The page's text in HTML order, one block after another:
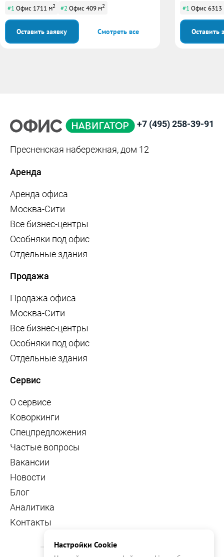
#1 Офис 1711 м2 #2 Офис 409 м2
Оставить заявку Смотреть все
#1 Офис 6313
Оставить
+7 (495) 258-39-91
Пресненская набережная, дом 12
Аренда
Аренда офиса
Москва-Сити
Все бизнес-центры
Особняки под офис
Отдельные здания
Продажа
Продажа офиса
Москва-Сити
Все бизнес-центры
Особняки под офис
Отдельные здания
Сервис
О сервисе
Коворкинги
Спецпредложения
Частые вопросы
Вакансии
Новости
Блог
Аналитика
Контакты
Настройки Cookie